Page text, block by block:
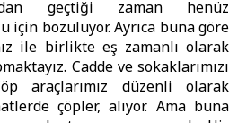
geçtiği zaman henüz
için bozuluyor. Ayrıca buna göre
ile birlikte eş zamanlı olarak
Cadde ve sokaklarımızı
araçlarımız düzenli olarak
çöpler, alıyor. Ama buna